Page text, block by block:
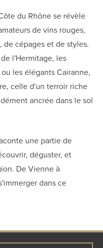
du Rhône se révèle
de vins rouges,
de cépages et de styles.
l'Hermitage, les
les élégants Cairanne,
celle d'un terroir riche
ancrée dans le sol
une partie de
déguster, et
De Vienne à
dans ce